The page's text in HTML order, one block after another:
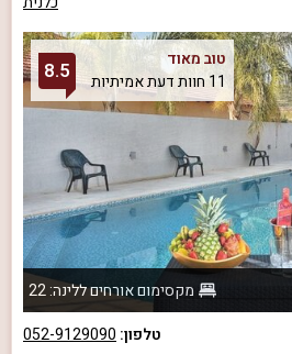
טוב מאוד
11 חוות דעת אמיתיות
8.5
מקסימום אורחים ללינה: 22
טלפון: 052-9129090